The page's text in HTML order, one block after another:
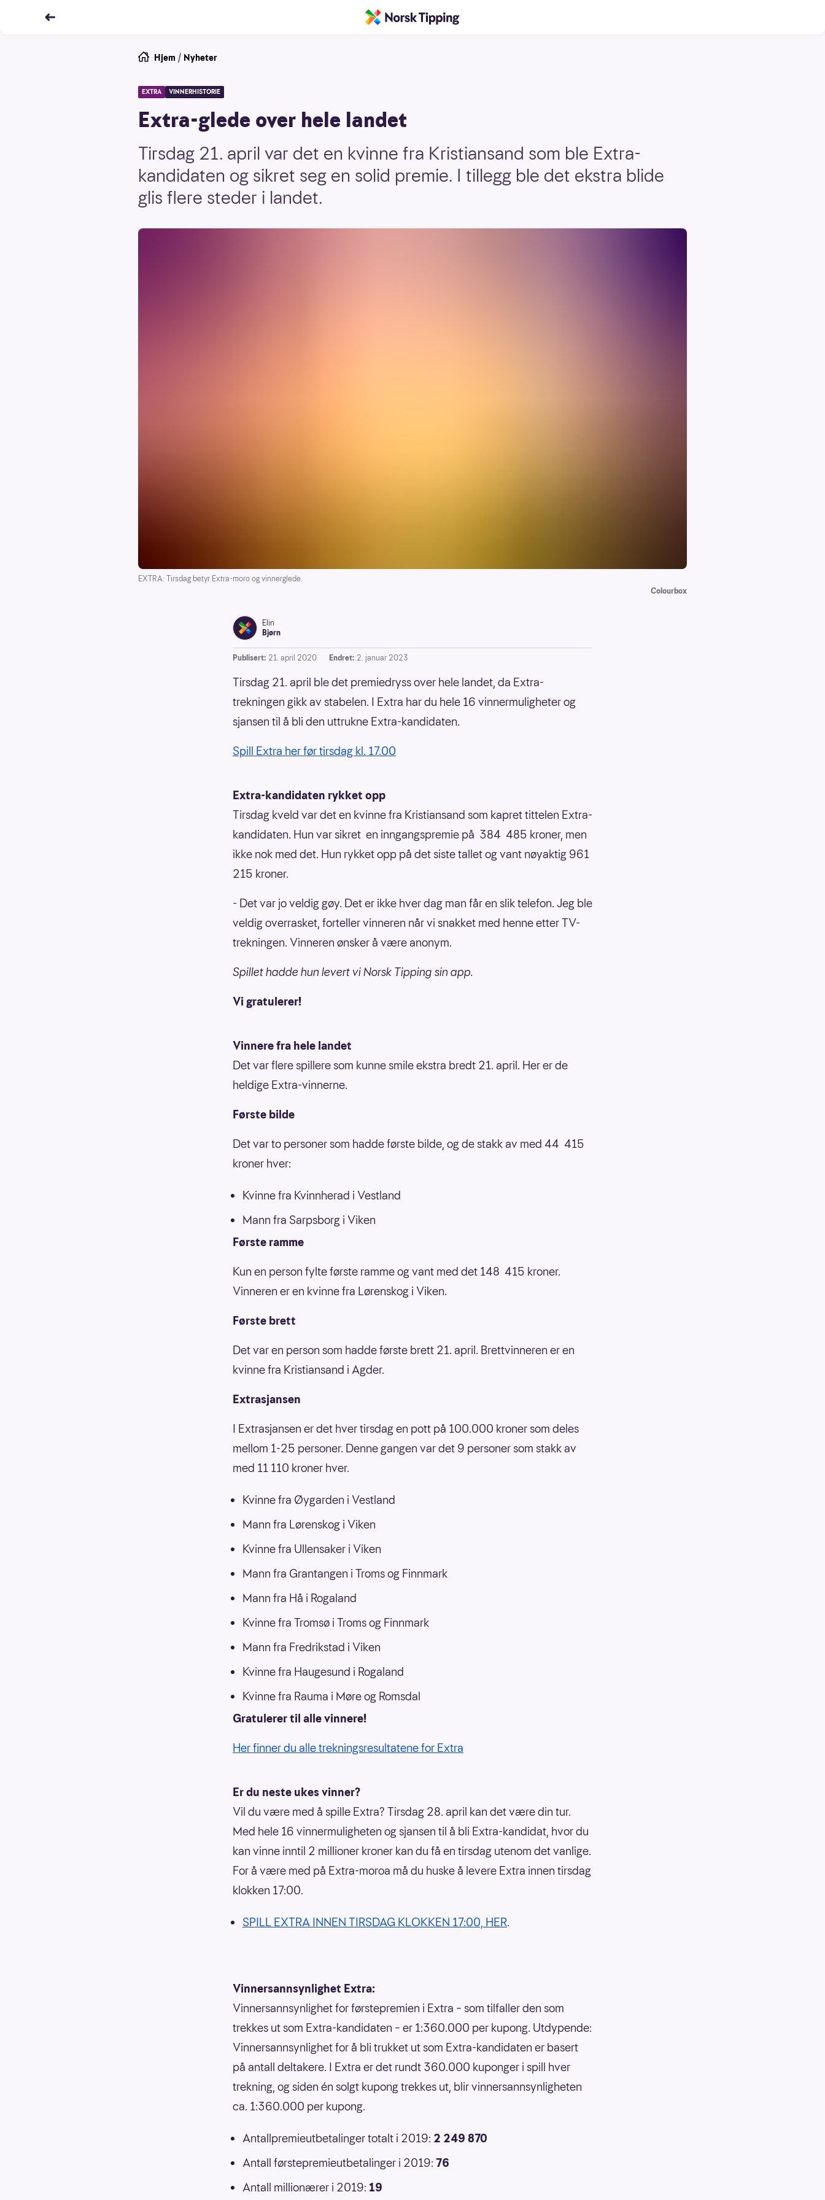
Hjem / Nyheter
EXTRA VINNERHISTORIE
Extra-glede over hele landet
Tirsdag 21. april var det en kvinne fra Kristiansand som ble Extra-
kandidaten og sikret seg en solid premie. I tillegg ble det ekstra blide
glis flere steder i landet.
EXTRA: Tirsdag betyr Extra-moro og vinnerglede.
Colourbox
Elin
Bjørn
Publisert: 21. april 2020 Endret: 2. januar 2023
Tirsdag 21. april ble det premiedryss over hele landet, da Extra-
trekningen gikk av stabelen. I Extra har du hele 16 vinnermuligheter og
sjansen til å bli den uttrukne Extra-kandidaten.
Spill Extra her før tirsdag kl. 17.00
Extra-kandidaten rykket opp
Tirsdag kveld var det en kvinne fra Kristiansand som kapret tittelen Extra-
kandidaten. Hun var sikret en inngangspremie på 384 485 kroner, men
ikke nok med det. Hun rykket opp på det siste tallet og vant nøyaktig 961
215 kroner.
- Det var jo veldig gøy. Det er ikke hver dag man får en slik telefon. Jeg ble
veldig overrasket, forteller vinneren når vi snakket med henne etter TV-
trekningen. Vinneren ønsker å være anonym.
Spillet hadde hun levert vi Norsk Tipping sin app.
Vi gratulerer!
Vinnere fra hele landet
Det var flere spillere som kunne smile ekstra bredt 21. april. Her er de
heldige Extra-vinnerne.
Første bilde
Det var to personer som hadde første bilde, og de stakk av med 44 415
kroner hver:
Kvinne fra Kvinnherad i Vestland
Mann fra Sarpsborg i Viken
Første ramme
Kun en person fylte første ramme og vant med det 148 415 kroner.
Vinneren er en kvinne fra Lørenskog i Viken.
Første brett
Det var en person som hadde første brett 21. april. Brettvinneren er en
kvinne fra Kristiansand i Agder.
Extrasjansen
I Extrasjansen er det hver tirsdag en pott på 100.000 kroner som deles
mellom 1-25 personer. Denne gangen var det 9 personer som stakk av
med 11 110 kroner hver.
Kvinne fra Øygarden i Vestland
Mann fra Lørenskog i Viken
Kvinne fra Ullensaker i Viken
Mann fra Grantangen i Troms og Finnmark
Mann fra Hå i Rogaland
Kvinne fra Tromsø i Troms og Finnmark
Mann fra Fredrikstad i Viken
Kvinne fra Haugesund i Rogaland
Kvinne fra Rauma i Møre og Romsdal
Gratulerer til alle vinnere!
Her finner du alle trekningsresultatene for Extra
Er du neste ukes vinner?
Vil du være med å spille Extra? Tirsdag 28. april kan det være din tur.
Med hele 16 vinnermuligheten og sjansen til å bli Extra-kandidat, hvor du
kan vinne inntil 2 millioner kroner kan du få en tirsdag utenom det vanlige.
For å være med på Extra-moroa må du huske å levere Extra innen tirsdag
klokken 17:00.
SPILL EXTRA INNEN TIRSDAG KLOKKEN 17:00, HER.
Vinnersannsynlighet Extra:
Vinnersannsynlighet for førstepremien i Extra – som tilfaller den som
trekkes ut som Extra-kandidaten – er 1:360.000 per kupong. Utdypende:
Vinnersannsynlighet for å bli trukket ut som Extra-kandidaten er basert
på antall deltakere. I Extra er det rundt 360.000 kuponger i spill hver
trekning, og siden én solgt kupong trekkes ut, blir vinnersannsynligheten
ca. 1:360.000 per kupong.
Antallpremieutbetalinger totalt i 2019: 2 249 870
Antall førstepremieutbetalinger i 2019: 76
Antall millionærer i 2019: 19